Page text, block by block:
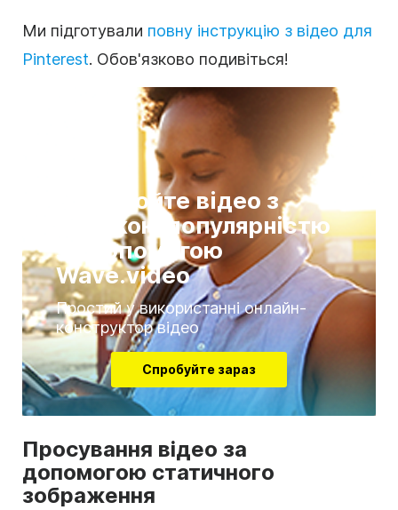
Ми підготували повну інструкцію з відео для
Pinterest. Обов'язково подивіться!
Створюйте відео з
високою популярністю
за допомогою
Wave.video
Простий у використанні онлайн-
конструктор відео
Спробуйте зараз
Просування відео за
допомогою статичного
зображення